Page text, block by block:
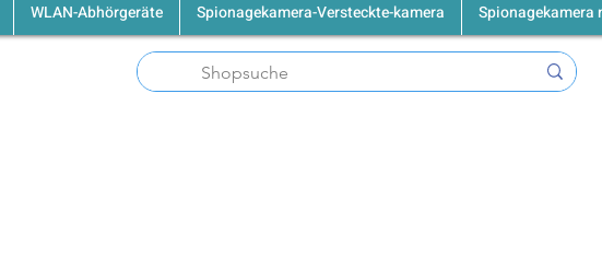
WLAN-Abhörgeräte Spionagekamera-Versteckte-kamera